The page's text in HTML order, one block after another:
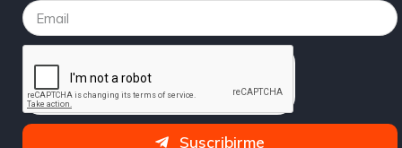
Suscribirme